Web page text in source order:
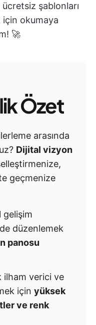
şablonları
için okumaya
🚀
Özet
arasında
Dijital vizyon
geçmenize
gelişim
düzenlemek
panosu
ilham verici ve
için yüksek
ve renk